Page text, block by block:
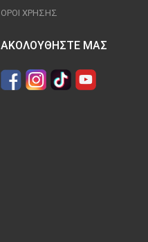
ΌΡΟΙ ΧΡΉΣΗΣ
ΑΚΟΛΟΥΘΉΣΤΕ ΜΑΣ